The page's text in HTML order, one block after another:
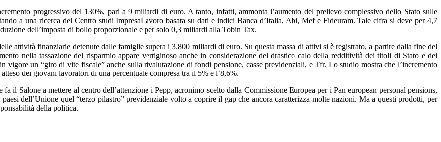
progressivo del 130%, pari a 9 miliardi di euro. A tanto, infatti, ammonta l’aumento del prelievo complessivo dello Stato sulle
a una ricerca del Centro studi ImpresaLavoro basata su dati e indici Banca d’Italia, Abi, Mef e Fideuram. Tale cifra si deve per 4,7
dell’imposta di bollo proporzionale e per solo 0,3 miliardi alla Tobin Tax.
attività finanziarie detenute dalle famiglie supera i 3.800 miliardi di euro. Su questa massa di attivi si è registrato, a partire dalla fine del
nella tassazione del risparmio appare vertiginoso anche in considerazione del drastico calo della redditività dei titoli di Stato e dei
vigore un “giro di vite fiscale” anche sulla rivalutazione di fondi pensione, casse previdenziali, e Tfr. Lo studio mostra che l’incremento
dei giovani lavoratori di una percentuale compresa tra il 5% e l’8,6%.
il Salone a mettere al centro dell’attenzione i Pepp, acronimo scelto dalla Commissione Europea per i Pan european personal pensions,
dell’Unione quel “terzo pilastro” previdenziale volto a coprire il gap che ancora caratterizza molte nazioni. Ma a questi prodotti, per
della politica.